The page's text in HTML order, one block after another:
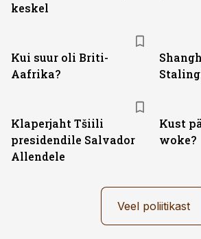
keskel
Kui suur oli Briti-
Aafrika?
Klaperjaht Tšiili
presidendile Salvador
Allendele
Kust
woke?
Veel poliitikast